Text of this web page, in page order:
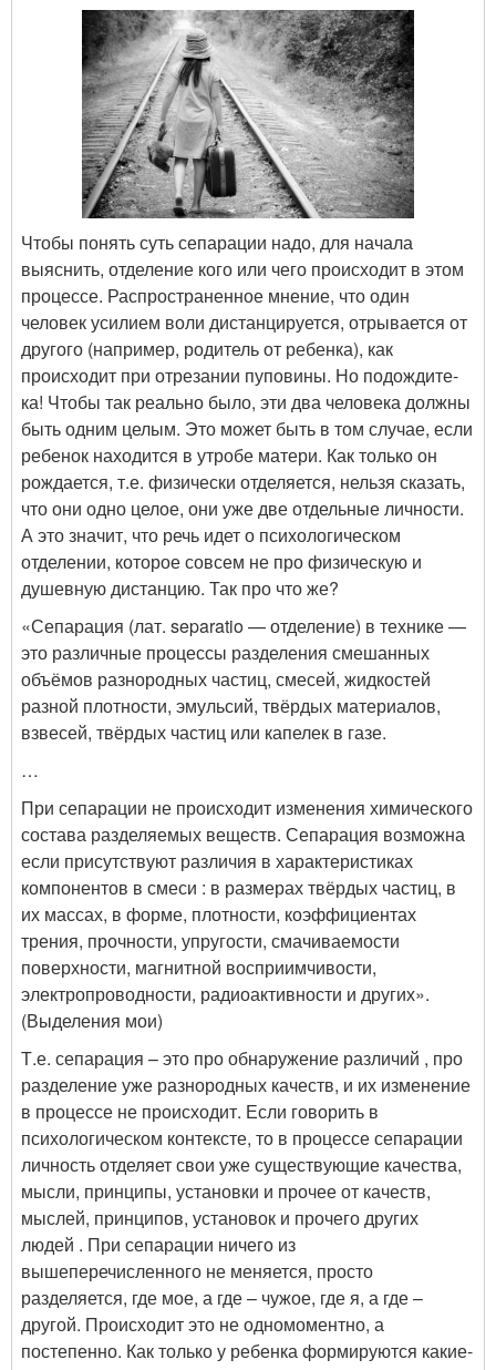
Чтобы понять суть сепарации надо, для начала
выяснить, отделение кого или чего происходит в этом
процессе. Распространенное мнение, что один
человек усилием воли дистанцируется, отрывается от
другого (например, родитель от ребенка), как
происходит при отрезании пуповины. Но подождите-
ка! Чтобы так реально было, эти два человека должны
быть одним целым. Это может быть в том случае, если
ребенок находится в утробе матери. Как только он
рождается, т.е. физически отделяется, нельзя сказать,
что они одно целое, они уже две отдельные личности.
А это значит, что речь идет о психологическом
отделении, которое совсем не про физическую и
душевную дистанцию. Так про что же?
«Сепарация (лат. separatio — отделение) в технике —
это различные процессы разделения смешанных
объёмов разнородных частиц, смесей, жидкостей
разной плотности, эмульсий, твёрдых материалов,
взвесей, твёрдых частиц или капелек в газе.
…
При сепарации не происходит изменения химического
состава разделяемых веществ. Сепарация возможна
если присутствуют различия в характеристиках
компонентов в смеси : в размерах твёрдых частиц, в
их массах, в форме, плотности, коэффициентах
трения, прочности, упругости, смачиваемости
поверхности, магнитной восприимчивости,
электропроводности, радиоактивности и других».
(Выделения мои)
Т.е. сепарация – это про обнаружение различий , про
разделение уже разнородных качеств, и их изменение
в процессе не происходит. Если говорить в
психологическом контексте, то в процессе сепарации
личность отделяет свои уже существующие качества,
мысли, принципы, установки и прочее от качеств,
мыслей, принципов, установок и прочего других
людей . При сепарации ничего из
вышеперечисленного не меняется, просто
разделяется, где мое, а где – чужое, где я, а где –
другой. Происходит это не одномоментно, а
постепенно. Как только у ребенка формируются какие-